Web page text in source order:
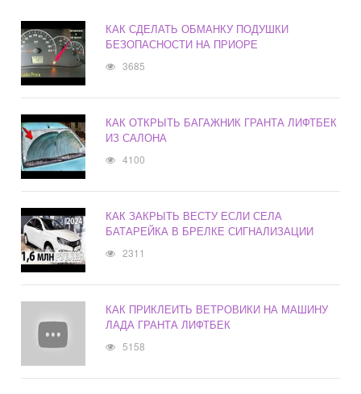
КАК СДЕЛАТЬ ОБМАНКУ ПОДУШКИ
БЕЗОПАСНОСТИ НА ПРИОРЕ
3685
КАК ОТКРЫТЬ БАГАЖНИК ГРАНТА ЛИФТБЕК
ИЗ САЛОНА
4100
КАК ЗАКРЫТЬ ВЕСТУ ЕСЛИ СЕЛА
БАТАРЕЙКА В БРЕЛКЕ СИГНАЛИЗАЦИИ
2311
КАК ПРИКЛЕИТЬ ВЕТРОВИКИ НА МАШИНУ
ЛАДА ГРАНТА ЛИФТБЕК
5158